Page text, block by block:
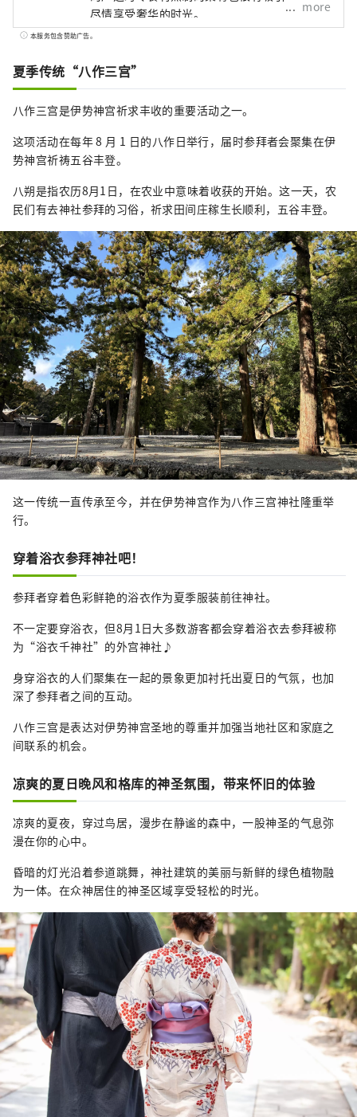
尽情享受奢华的时光。
more
本服务包含赞助广告。
夏季传统“八作三宫”
八作三宫是伊势神宫祈求丰收的重要活动之一。
这项活动在每年 8 月 1 日的八作日举行，届时参拜者会聚集在伊
势神宫祈祷五谷丰登。
八朔是指农历8月1日，在农业中意味着收获的开始。这一天，农
民们有去神社参拜的习俗，祈求田间庄稼生长顺利，五谷丰登。
这一传统一直传承至今，并在伊势神宫作为八作三宫神社隆重举
行。
穿着浴衣参拜神社吧！
参拜者穿着色彩鲜艳的浴衣作为夏季服装前往神社。
不一定要穿浴衣，但8月1日大多数游客都会穿着浴衣去参拜被称
为“浴衣千神社”的外宫神社♪
身穿浴衣的人们聚集在一起的景象更加衬托出夏日的气氛，也加
深了参拜者之间的互动。
八作三宫是表达对伊势神宫圣地的尊重并加强当地社区和家庭之
间联系的机会。
凉爽的夏日晚风和格库的神圣氛围，带来怀旧的体验
凉爽的夏夜，穿过鸟居，漫步在静谧的森中，一股神圣的气息弥
漫在你的心中。
昏暗的灯光沿着参道跳舞，神社建筑的美丽与新鲜的绿色植物融
为一体。在众神居住的神圣区域享受轻松的时光。